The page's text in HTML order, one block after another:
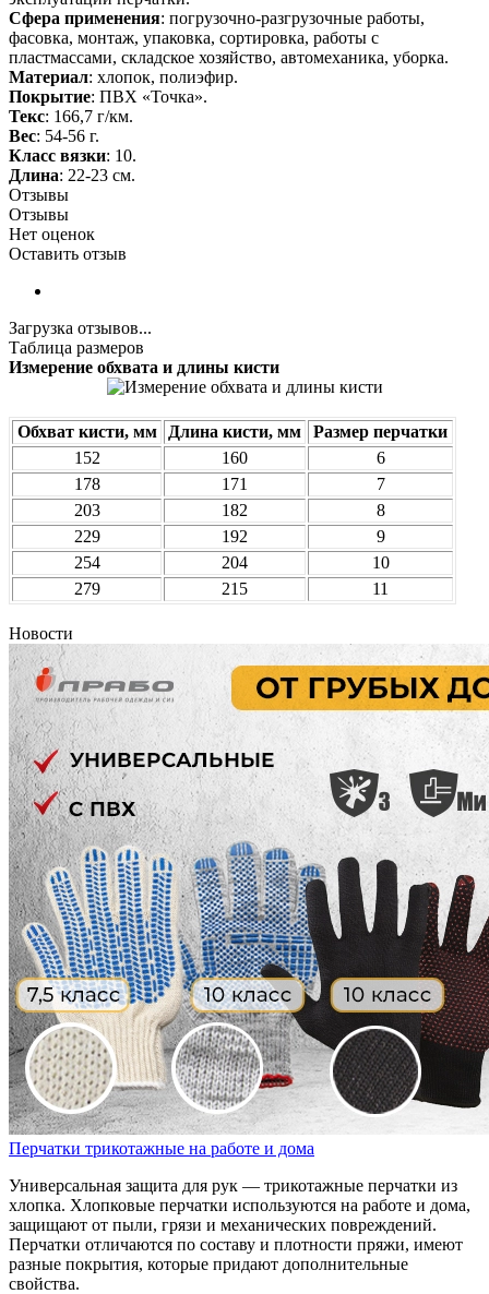
Сфера применения: погрузочно-разгрузочные работы,
фасовка, монтаж, упаковка, сортировка, работы с
пластмассами, складское хозяйство, автомеханика, уборка.
Материал: хлопок, полиэфир.
Покрытие: ПВХ «Точка».
Текс: 166,7 г/км.
Вес: 54-56 г.
Класс вязки: 10.
Длина: 22-23 см.
Отзывы
Отзывы
Нет оценок
Оставить отзыв
Загрузка отзывов...
Таблица размеров
Измерение обхвата и длины кисти
Обхват кисти, мм Длина кисти, мм
Размер перчатки
152
160
6
178
171
7
203
182
8
229
192
9
254
204
10
279
215 11
Новости
Перчатки трикотажные на работе и дома
Универсальная защита для рук — трикотажные перчатки из
хлопка. Хлопковые перчатки используются на работе и дома,
защищают от пыли, грязи и механических повреждений.
Перчатки отличаются по составу и плотности пряжи, имеют
разные покрытия, которые придают дополнительные
свойства.